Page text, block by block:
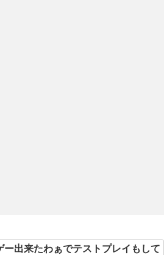
ー出来たわぁでテストプレイもして